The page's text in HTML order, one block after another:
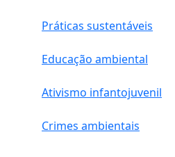
Práticas sustentáveis
Educação ambiental
Ativismo infantojuvenil
Crimes ambientais